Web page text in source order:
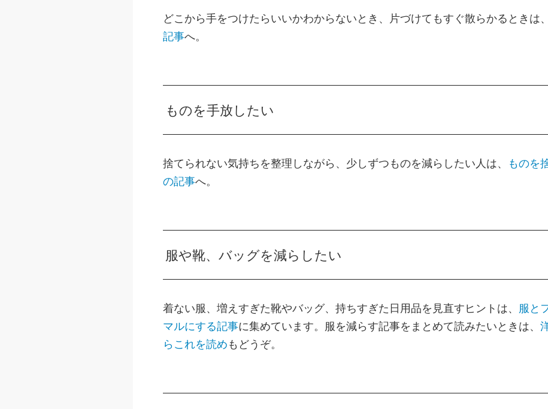
どこから手をつけたらいいかわからないとき、片づけてもすぐ散らかるときは、
記事へ。
ものを手放したい
捨てられない気持ちを整理しながら、少しずつものを減らしたい人は、
ものを
の記事へ。
服や靴、バッグを減らしたい
着ない服、増えすぎた靴やバッグ、持ちすぎた日用品を見直すヒントは、 服と
マルにする記事に集めています。服を減らす記事をまとめて読みたいときは、
らこれを読め もどうぞ。